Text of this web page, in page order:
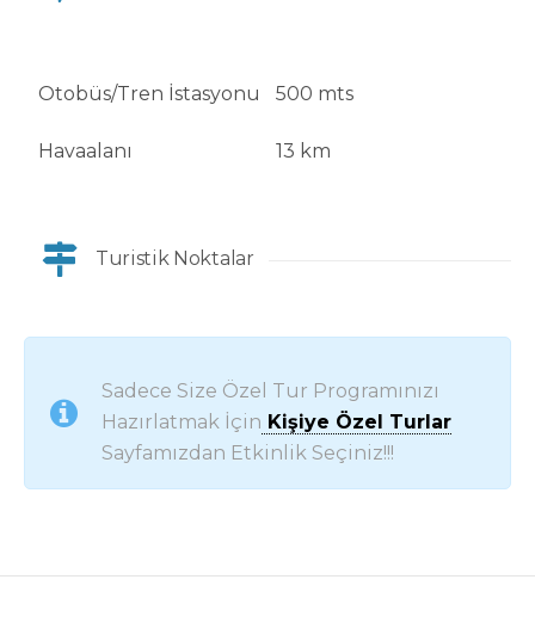
Otobüs/Tren İstasyonu 500 mts
Havaalanı 13 km
Turistik Noktalar
Sadece Size Özel Tur Programınızı
Hazırlatmak İçin Kişiye Özel Turlar
Sayfamızdan Etkinlik Seçiniz!!!